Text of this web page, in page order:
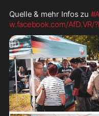
Quelle & mehr Infos zu
w.facebook.com/AfD.VR/